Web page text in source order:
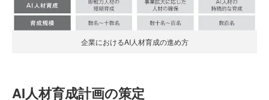
企業におけるAI人材育成の進め方
AI人材育成計画の策定